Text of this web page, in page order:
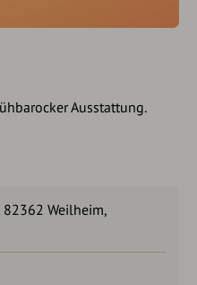
Ausstattung.
Weilheim,